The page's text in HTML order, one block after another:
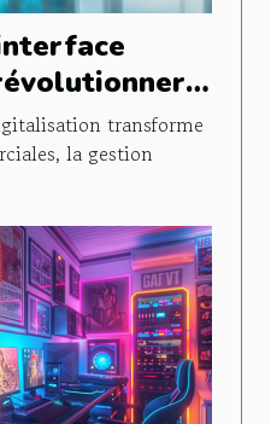
relationtransforme
la gestion